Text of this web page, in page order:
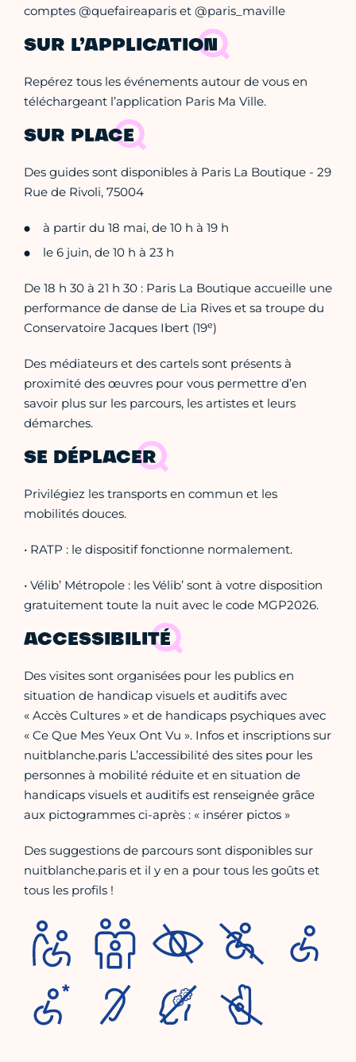
comptes @quefaireaparis et @paris_maville
SUR L’APPLICATION
Repérez tous les événements autour de vous en
téléchargeant l’application Paris Ma Ville.
SUR PLACE
Des guides sont disponibles à Paris La Boutique - 29
Rue de Rivoli, 75004
à partir du 18 mai, de 10 h à 19 h
le 6 juin, de 10 h à 23 h
De 18 h 30 à 21 h 30 : Paris La Boutique accueille une
performance de danse de Lia Rives et sa troupe du
Conservatoire Jacques Ibert (19e)
Des médiateurs et des cartels sont présents à
proximité des œuvres pour vous permettre d’en
savoir plus sur les parcours, les artistes et leurs
démarches.
SE DÉPLACER
Privilégiez les transports en commun et les
mobilités douces.
• RATP : le dispositif fonctionne normalement.
• Vélib’ Métropole : les Vélib’ sont à votre disposition
gratuitement toute la nuit avec le code MGP2026.
ACCESSIBILITÉ
Des visites sont organisées pour les publics en
situation de handicap visuels et auditifs avec
« Accès Cultures » et de handicaps psychiques avec
« Ce Que Mes Yeux Ont Vu ». Infos et inscriptions sur
nuitblanche.paris L’accessibilité des sites pour les
personnes à mobilité réduite et en situation de
handicaps visuels et auditifs est renseignée grâce
aux pictogrammes ci-après : « insérer pictos »
Des suggestions de parcours sont disponibles sur
nuitblanche.paris et il y en a pour tous les goûts et
tous les profils !